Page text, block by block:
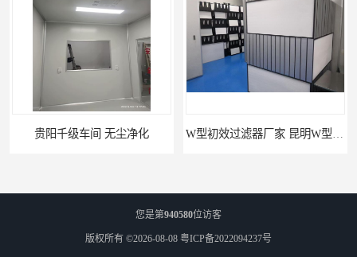
您是第940580位访客
版权所有 ©2026-08-08 粤ICP备2022094237号